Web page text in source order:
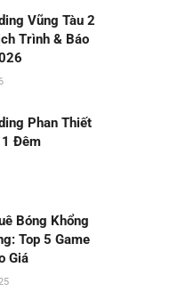
Vũng Tàu 2
Trình & Báo
Phan Thiết
Đêm
Bóng Khổng
Top 5 Game
Giá